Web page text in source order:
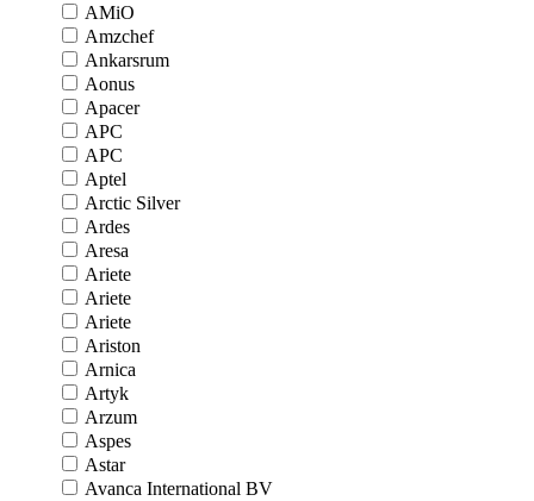
AMiO
Amzchef
Ankarsrum
Aonus
Apacer
APC
APC
Aptel
Arctic Silver
Ardes
Aresa
Ariete
Ariete
Ariete
Ariston
Arnica
Artyk
Arzum
Aspes
Astar
Avanca International BV